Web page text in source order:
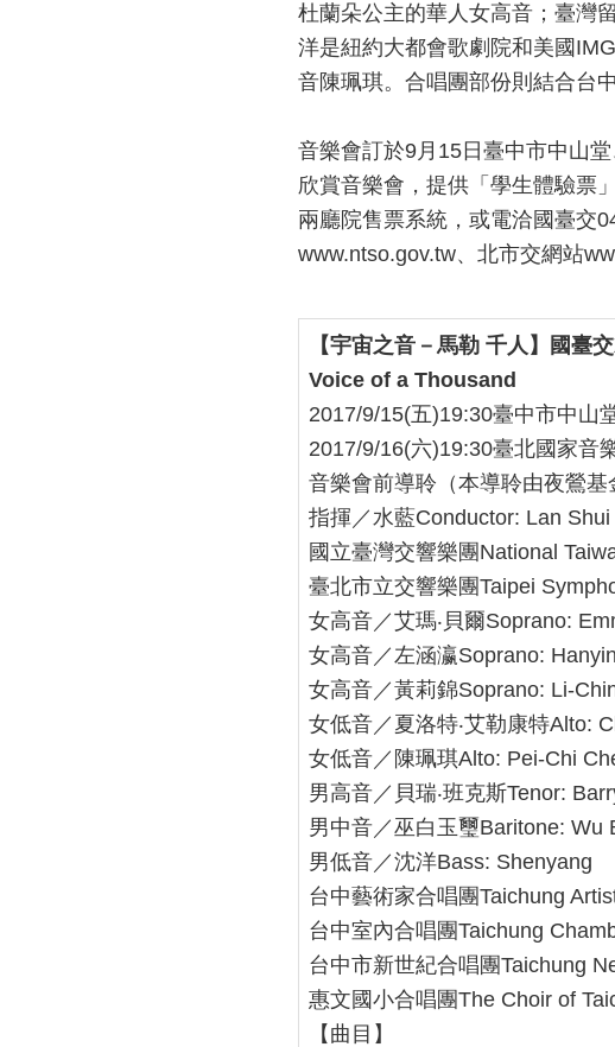
杜蘭朵公主的華人女高音；臺灣
洋是紐約大都會歌劇院和美國 IMG
音陳珮琪。合唱團部份則 結合台
音樂會訂於9月 15 日 臺中市中山堂
欣賞音樂會，提供「學生體驗票
兩廳院售票系統，或電洽國臺交
www.ntso.gov.tw、北市交網站
【宇宙之音－馬勒 千人】國臺交
Voice of a Thousand
2017/9/15(五)19:30臺中市中山
2017/9/16(六)19:30臺北國家音
音樂會前導聆（本導聆由夜鶯
指揮／水藍Conductor: Lan Shui
國立臺灣交響樂團 National
臺北市立交響樂團Taipei
女高音／艾瑪‧貝爾Soprano:
女高音／左涵瀛Soprano:
女高音／黃莉錦Soprano: Li-
女低音／夏洛特‧艾勒康特Alto:
女低音／陳珮琪Alto: Pei-Chi
男高音／貝瑞‧班克斯Tenor:
男中音／巫白玉璽Baritone: Wu
男低音／沈洋Bass: Shenyang
台中藝術家合唱團Taichung
台中室內合唱團Taichung
台中市新世紀合唱團Taichung
惠文國小合唱團The Choir of
【曲目】